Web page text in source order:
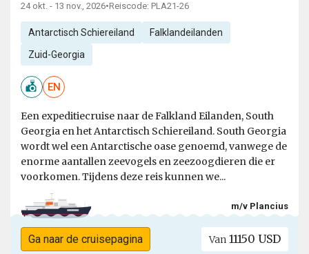
24 okt. - 13 nov., 2026•Reiscode: PLA21-26
Antarctisch Schiereiland Falklandeilanden
Zuid-Georgia
EN
Een expeditiecruise naar de Falkland Eilanden, South
Georgia en het Antarctisch Schiereiland. South Georgia
wordt wel een Antarctische oase genoemd, vanwege de
enorme aantallen zeevogels en zeezoogdieren die er
voorkomen. Tijdens deze reis kunnen we...
m/v Plancius
Ga naar de cruisepagina Van 11150 USD